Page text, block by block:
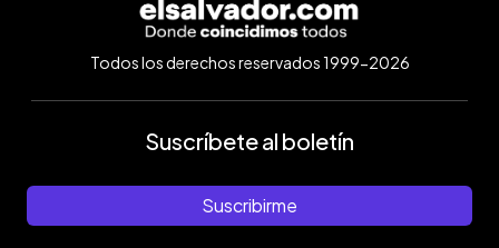
Todos los derechos reservados 1999-2026
Suscríbete al boletín
Suscribirme